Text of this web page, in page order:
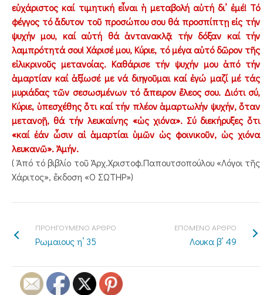
εὐχάριστος καί τιμητική εἶναι ἡ μεταβολή αὐτή δι’ ἐμέ! Τό
φέγγος τό ἄδυτον τοῦ προσώπου σου θά προσπίπτῃ εἰς τήν
ψυχήν μου, καί αὐτή θά ἀντανακλᾷ τήν δόξαν καί τήν
λαμπρότητά σου! Χάρισέ μου, Κύριε, τό μέγα αὐτό δῶρον τῆς
εἰλικρινοῦς μετανοίας. Καθάρισε τήν ψυχήν μου ἀπό τήν
ἁμαρτίαν καί ἀξίωσέ με νά διηγοῦμαι καί ἐγώ μαζί μέ τάς
μυριάδας τῶν σεσωσμένων τό ἄπειρον ἔλεος σου. Διότι σύ,
Κύριε, ὑπεσχέθης ὅτι καί τήν πλέον ἁμαρτωλήν ψυχήν, ὅταν
μετανοῇ, θά τήν λευκαίνης «ὡς χιόνα». Σύ διεκήρυξες ὅτι
«καί ἐάν ὦσιν αἱ ἁμαρτίαι ὑμῶν ὡς φοινικοῦν, ὡς χιόνα
λευκανῶ». Ἀμήν.
( Ἀπό τό βιβλίο τοῦ Ἀρχ.Χριστοφ.Παπουτσοπούλου «Λόγοι τῆς
Χάριτος», ἔκδοση «Ο ΣΩΤΗΡ»)
ΠΡΟΗΓΟΥΜΕΝΟ ΑΡΘΡΟ
Ρωμαιους η’ 35
ΕΠΟΜΕΝΟ ΑΡΘΡΟ
Λουκα β’ 49